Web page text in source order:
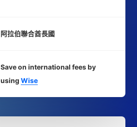
阿拉伯聯合酋長國
Save on international fees by
using Wise